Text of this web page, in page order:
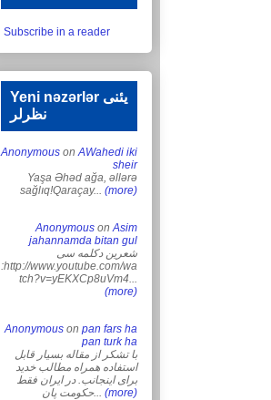
Subscribe in a reader
Yeni nəzərlər یئنی
نظرلر
Anonymous onAWahedi iki
sheir
Yaşa Əhəd ağa, əllərə
sağlıq!Qaraçay... (more)
Anonymous onAsim
jahannamda bitan gul
شعرین دکلمه سی
:http://www.youtube.com/wa
tch?v=yEKXCp8uVm4...
(more)
Anonymous on pan fars ha
pan turk ha
با تشکر از مقاله بسیار قابل
استفاده همراه مطالب خدید
برای اینجانب. در ایران فقط
حکومت پان... (more)